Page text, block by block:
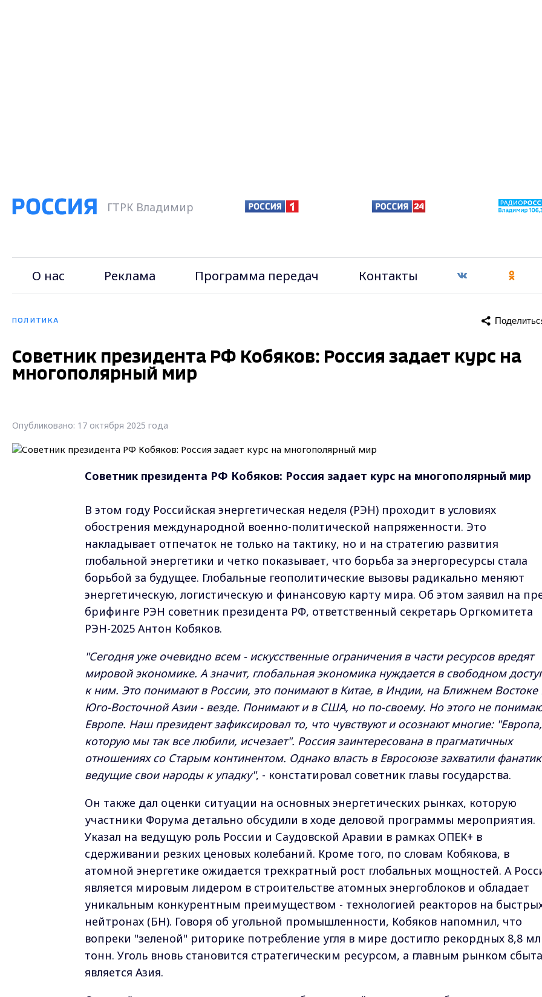
ГТРК Владимир
О нас Реклама Программа передач Контакты
ПОЛИТИКА
Советник президента РФ Кобяков: Россия задает курс на
многополярный мир
Опубликовано: 17 октября 2025 года
Советник президента РФ Кобяков: Россия задает курс на многополярный мир
В этом году Российская энергетическая неделя (РЭН) проходит в условиях
обострения международной военно-политической напряженности. Это
накладывает отпечаток не только на тактику, но и на стратегию развития
глобальной энергетики и четко показывает, что борьба за энергоресурсы стала
борьбой за будущее. Глобальные геополитические вызовы радикально меняют
энергетическую, логистическую и финансовую карту мира. Об этом заявил на
брифинге РЭН советник президента РФ, ответственный секретарь Оргкомитета
РЭН-2025 Антон Кобяков.
"Сегодня уже очевидно всем - искусственные ограничения в части ресурсов вредят
мировой экономике. А значит, глобальная экономика нуждается в свободном
к ним. Это понимают в России, это понимают в Китае, в Индии, на Ближнем Востоке
Юго-Восточной Азии - везде. Понимают и в США, но по-своему. Но этого не
Европе. Наш президент зафиксировал то, что чувствуют и осознают многие: "Европа,
которую мы так все любили, исчезает". Россия заинтересована в прагматичных
отношениях со Старым континентом. Однако власть в Евросоюзе захватили
ведущие свои народы к упадку", - констатировал советник главы государства.
Он также дал оценки ситуации на основных энергетических рынках, которую
участники Форума детально обсудили в ходе деловой программы мероприятия.
Указал на ведущую роль России и Саудовской Аравии в рамках ОПЕК+ в
сдерживании резких ценовых колебаний. Кроме того, по словам Кобякова, в
атомной энергетике ожидается трехкратный рост глобальных мощностей. А
является мировым лидером в строительстве атомных энергоблоков и обладает
уникальным конкурентным преимуществом - технологией реакторов на
нейтронах (БН). Говоря об угольной промышленности, Кобяков напомнил, что
вопреки "зеленой" риторике потребление угля в мире достигло рекордных 8,8
тонн. Уголь вновь становится стратегическим ресурсом, а главным рынком сбыта
является Азия.